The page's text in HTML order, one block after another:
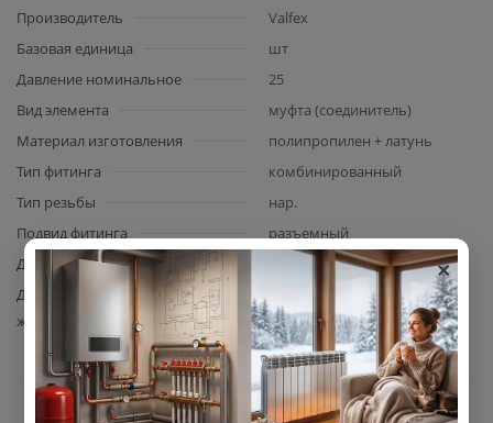
Производитель
Valfex
Базовая единица
шт
Давление номинальное
25
Вид элемента
муфта (соединитель)
Материал изготовления
полипропилен + латунь
Тип фитинга
комбинированный
Тип резьбы
нар.
Подвид фитинга
разъемный
Диаметр
Допустимая температура
жидкости
×